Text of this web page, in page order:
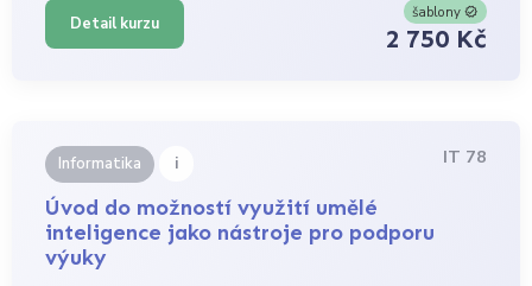
Detail kurzu
šablony
2 750 Kč
Informatika i IT 78
Úvod do možností využití umělé
inteligence jako nástroje pro podporu
výuky